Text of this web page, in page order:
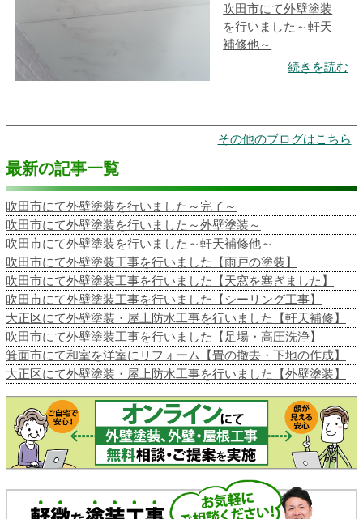
吹田市にて外壁塗装
を行いました～軒天
補修他～
続きを読む
その他のブログはこちら
最新の記事一覧
吹田市にて外壁塗装を行いました～完了～
吹田市にて外壁塗装を行いました～外壁塗装～
吹田市にて外壁塗装を行いました～軒天補修他～
吹田市にて外壁塗装工事を行いました【雨戸の塗装】
吹田市にて外壁塗装工事を行いました【天窓を塞ぎました】
吹田市にて外壁塗装工事を行いました【シーリング工事】
大正区にて外壁塗装・屋上防水工事を行いました【軒天補修】
吹田市にて外壁塗装工事を行いました【足場・高圧洗浄】
箕面市にて和室を洋室にリフォーム【畳の撤去・下地の作成】
大正区にて外壁塗装・屋上防水工事を行いました【外壁塗装】